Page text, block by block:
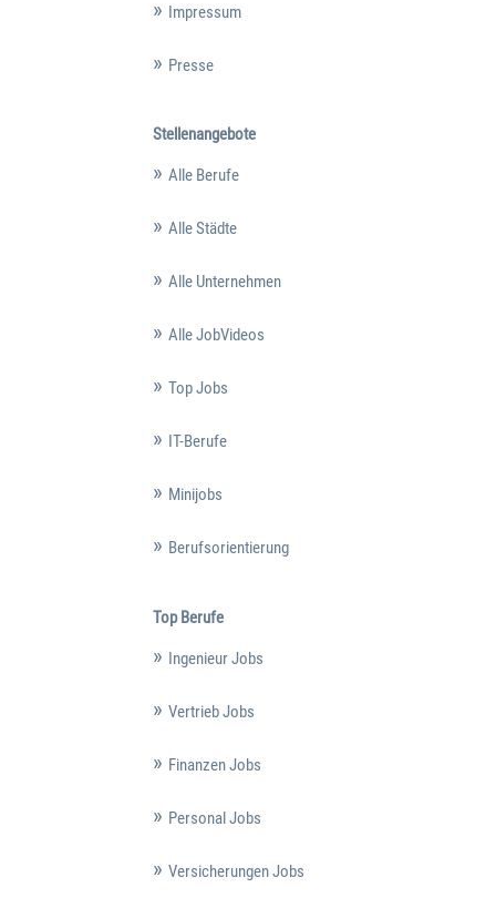
Impressum
Presse
Stellenangebote
Alle Berufe
Alle Städte
Alle Unternehmen
Alle JobVideos
Top Jobs
IT-Berufe
Minijobs
Berufsorientierung
Top Berufe
Ingenieur Jobs
Vertrieb Jobs
Finanzen Jobs
Personal Jobs
Versicherungen Jobs